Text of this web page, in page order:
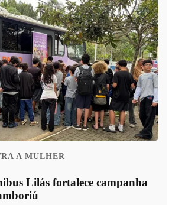
A MULHER
Lilás fortalece campanha